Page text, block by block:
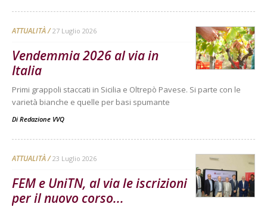
ATTUALITÀ 27 Luglio 2026
Vendemmia 2026 al via in
Italia
Primi grappoli staccati in Sicilia e Oltrepò Pavese. Si parte con le
varietà bianche e quelle per basi spumante
Di Redazione VVQ
ATTUALITÀ 23 Luglio 2026
FEM e UniTN, al via le iscrizioni
per il nuovo corso...